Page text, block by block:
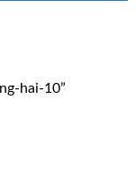
hai-10”